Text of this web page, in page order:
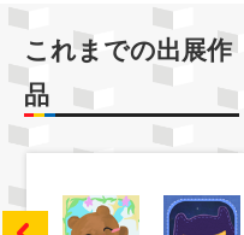
これまでの出展作
品